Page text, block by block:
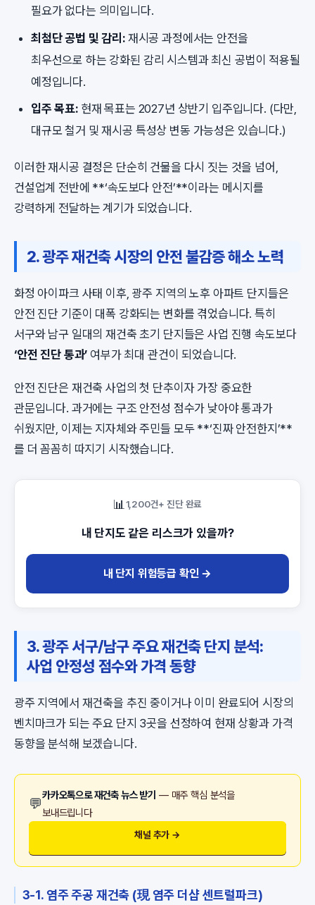
필요가 없다는 의미입니다.
최첨단 공법 및 감리:재시공 과정에서는 안전을
최우선으로 하는 강화된 감리 시스템과 최신 공법이 적용될
예정입니다.
입주 목표:현재 목표는 2027년 상반기 입주입니다. (다만,
대규모 철거 및 재시공 특성상 변동 가능성은 있습니다.)
이러한 재시공 결정은 단순히 건물을 다시 짓는 것을 넘어,
건설업계 전반에 **‘속도보다 안전’**이라는 메시지를
강력하게 전달하는 계기가 되었습니다.
2. 광주 재건축 시장의 안전 불감증 해소 노력
화정 아이파크 사태 이후, 광주 지역의 노후 아파트 단지들은
안전 진단 기준이 대폭 강화되는 변화를 겪었습니다. 특히
서구와 남구 일대의 재건축 초기 단지들은 사업 진행 속도보다
‘안전 진단 통과’ 여부가 최대 관건이 되었습니다.
안전 진단은 재건축 사업의 첫 단추이자 가장 중요한
관문입니다. 과거에는 구조 안전성 점수가 낮아야 통과가
쉬웠지만, 이제는 지자체와 주민들 모두 **‘진짜 안전한지’**
를 더 꼼꼼히 따지기 시작했습니다.
📊 1,200건+ 진단 완료
내 단지도 같은 리스크가 있을까?
내 단지 위험등급 확인 →
3. 광주 서구/남구 주요 재건축 단지 분석:
사업 안정성 점수와 가격 동향
광주 지역에서 재건축을 추진 중이거나 이미 완료되어 시장의
벤치마크가 되는 주요 단지 3곳을 선정하여 현재 상황과 가격
동향을 분석해 보겠습니다.
💬
카카오톡으로 재건축 뉴스 받기 — 매주 핵심 분석을
보내드립니다
채널 추가 →
3-1. 염주 주공 재건축 (現 염주 더샵 센트럴파크)